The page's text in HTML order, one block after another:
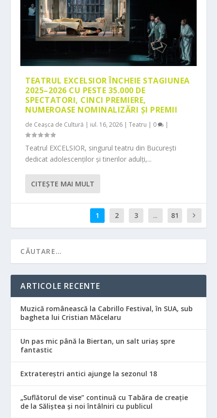
TEATRUL EXCELSIOR ÎNCHEIE STAGIUNEA
2025–2026 CU PESTE 35.000 DE
SPECTATORI, CINCI PREMIERE,
NUMEROASE NOMINALIZĂRI ȘI PREMII
de Ceașca de Cultură | iul. 16, 2026 |Teatru | 0 |
Teatrul EXCELSIOR, singurul teatru din București
dedicat adolescenților și tinerilor adulți,...
CITEŞTE MAI MULT
1 2 3 ... 81
ARTICOLE RECENTE
Muzică românească la Cabrillo Festival, în SUA, sub
bagheta lui Cristian Măcelaru
Un pas mic până la Biertan, un salt uriaș spre
fantastic
Extratereștri antici ajunge la sezonul 18
„Suflătorul de vise” continuă cu Tabăra de creație
de la Săliștea și noi întâlniri cu publicul